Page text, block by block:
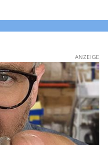
ANZEIGE